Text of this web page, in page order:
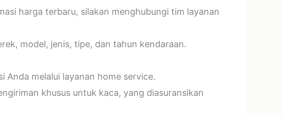
harga terbaru, silakan menghubungi tim layanan
model, jenis, tipe, dan tahun kendaraan.
Anda melalui layanan home service.
khusus untuk kaca, yang diasuransikan